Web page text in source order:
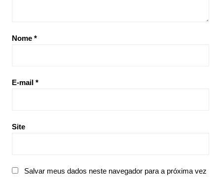
Nome *
E-mail *
Site
Salvar meus dados neste navegador para a próxima vez